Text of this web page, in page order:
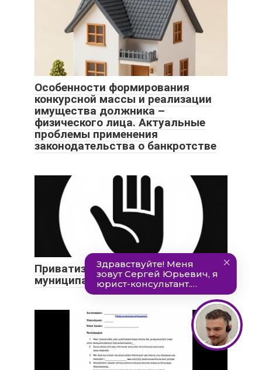
Особенности формирования
конкурсной массы и реализации
имущества должника –
физического лица. Актуальные
проблемы применения
законодательства о банкротстве
Приватизация государственного и
муниципального имущества